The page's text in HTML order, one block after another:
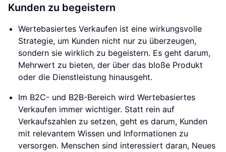
Kunden zu begeistern
Wertebasiertes Verkaufen ist eine wirkungsvolle
Strategie, um Kunden nicht nur zu überzeugen,
sondern sie wirklich zu begeistern. Es geht darum,
Mehrwert zu bieten, der über das bloße Produkt
oder die Dienstleistung hinausgeht.
Im B2C- und B2B-Bereich wird Wertebasiertes
Verkaufen immer wichtiger. Statt rein auf
Verkaufszahlen zu setzen, geht es darum, Kunden
mit relevantem Wissen und Informationen zu
versorgen. Menschen sind interessiert daran, Neues